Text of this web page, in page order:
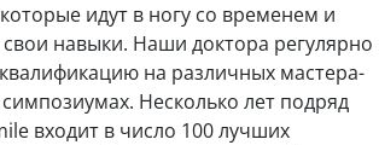
идут в ногу со временем и
навыки. Наши доктора регулярно
на различных мастера-
симпозиумах. Несколько лет подряд
входит в число 100 лучших